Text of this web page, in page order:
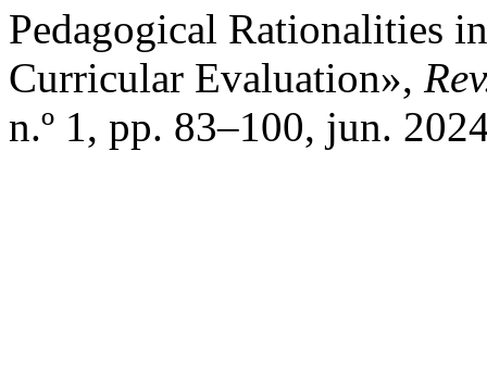
Pedagogical Rationalities
Curricular Evaluation»,
n.º 1, pp. 83–100, jun.